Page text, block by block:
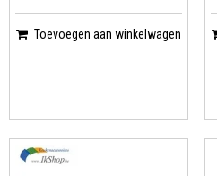
Toevoegen aan winkelwagen